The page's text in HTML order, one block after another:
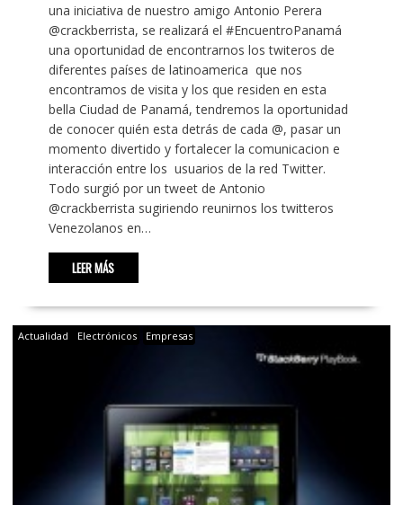
una iniciativa de nuestro amigo Antonio Perera
@crackberrista, se realizará el #EncuentroPanamá
una oportunidad de encontrarnos los twiteros de
diferentes países de latinoamerica que nos
encontramos de visita y los que residen en esta
bella Ciudad de Panamá, tendremos la oportunidad
de conocer quién esta detrás de cada @, pasar un
momento divertido y fortalecer la comunicacion e
interacción entre los usuarios de la red Twitter.
Todo surgió por un tweet de Antonio
@crackberrista sugiriendo reunirnos los twitteros
Venezolanos en…
LEER MÁS
Actualidad Electrónicos Empresas